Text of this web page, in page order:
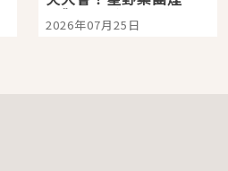
景觀飯店6選，讓你不用
人擠人悠閒欣賞
2026年07月25日